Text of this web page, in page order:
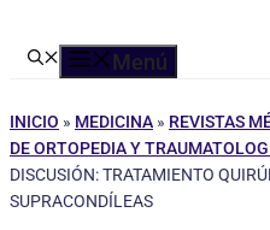
Menú
INICIO » MEDICINA » REVISTAS
DE ORTOPEDIA Y
DISCUSIÓN: TRATAMIENTO
SUPRACONDÍLEAS